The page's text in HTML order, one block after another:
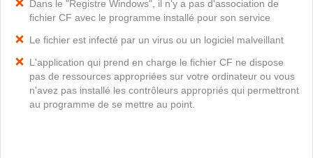
Dans le "Registre Windows", il n'y a pas d'association de
fichier CF avec le programme installé pour son service
Le fichier est infecté par un virus ou un logiciel malveillant
L'application qui prend en charge le fichier CF ne dispose
pas de ressources appropriées sur votre ordinateur ou vous
n'avez pas installé les contrôleurs appropriés qui permettront
au programme de se mettre au point.